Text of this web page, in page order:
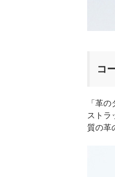
コ
「革
ストラ
質の革